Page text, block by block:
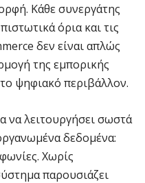
Κάθε συνεργάτης
όρια και τις
δεν είναι απλώς
της εμπορικής
ψηφιακό περιβάλλον.
να λειτουργήσει σωστά
δεδομένα:
Χωρίς
παρουσιάζει